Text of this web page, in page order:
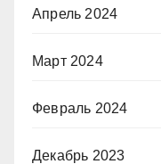
Апрель 2024
Март 2024
Февраль 2024
Декабрь 2023